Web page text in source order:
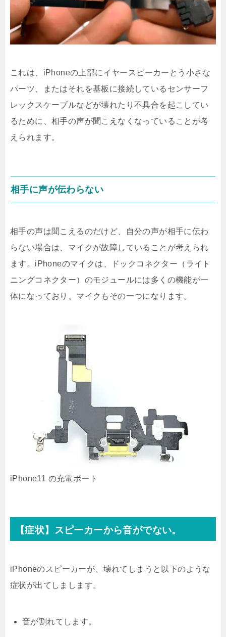
これは、iPhoneの上部にイヤースピーカーとう小さな
パーツ、またはそれを基板に接続しているセンサーフ
レックスケーブルなどが壊れたり不具合を起こしてい
るために、相手の声が聞こえなくなっていることが考
えられます。
相手に声が伝わらない
相手の声は聞こえるのだけど、自分の声が相手に伝わ
らない場合は、マイクが故障していることが考えられ
ます。iPhoneのマイクは、ドックコネクター（ライト
ニングコネクター）のモジュールには多くの機能が一
体になっており、マイクもその一つになります。
iPhone11 の充電ポート
【症状】スピーカーから音がでない。
iPhoneのスピーカーが、壊れてしまうと以下のような
症状が出てしまします。
音が割れてします。